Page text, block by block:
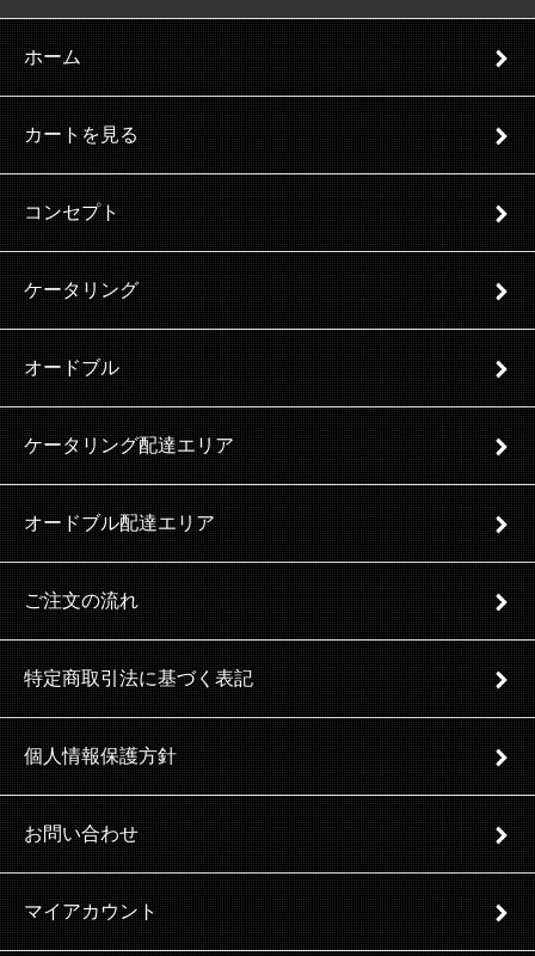
ホーム
カートを見る
コンセプト
ケータリング
オードブル
ケータリング配達エリア
オードブル配達エリア
ご注文の流れ
特定商取引法に基づく表記
個人情報保護方針
お問い合わせ
マイアカウント